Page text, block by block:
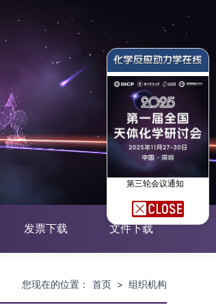
发票下载 文件下载
您现在的位置： 首页 > 组织机构
第三轮会议通知